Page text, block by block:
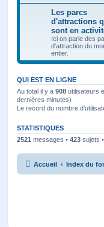
Les parcs
d'attractions
sont en
Ici on parle des
d'attraction du
entier.
QUI EST EN LIGNE
Au total il y a 908 utilisateurs
dernières minutes)
Le record du nombre
STATISTIQUES
2521 messages • 423 sujets •
Accueil Index du